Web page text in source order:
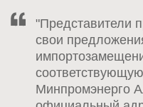
"Представители
свои
Минпромэнерго